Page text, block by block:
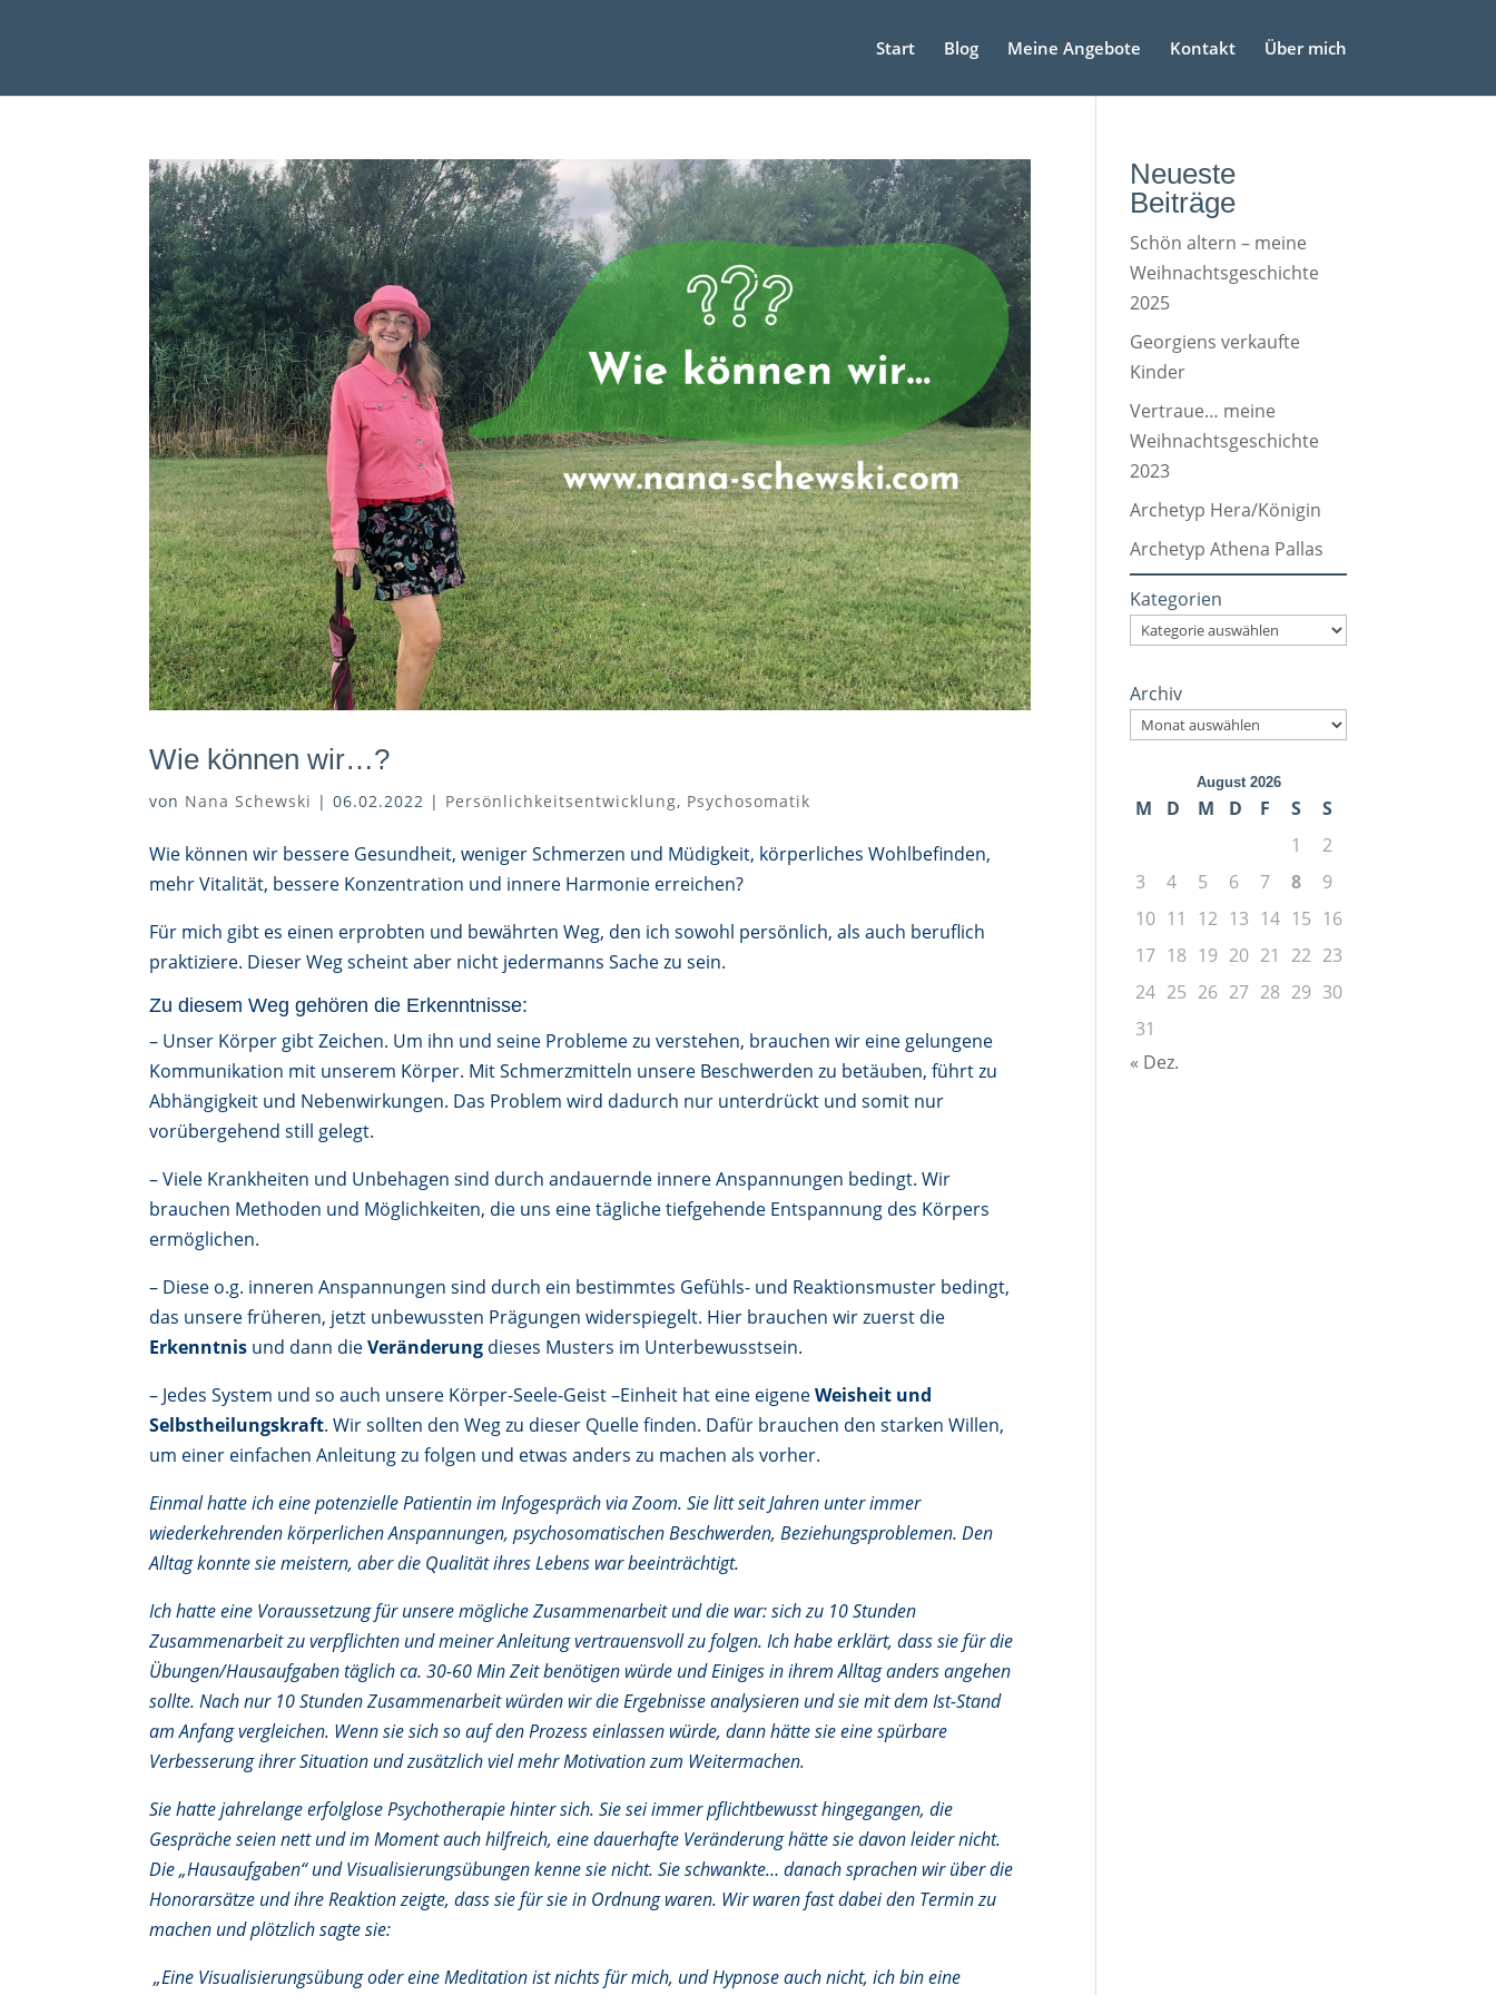
Start Blog Meine Angebote Kontakt Über mich
Wie können wir…?
von Nana Schewski |06.02.2022 | Persönlichkeitsentwicklung, Psychosomatik
Wie können wir bessere Gesundheit, weniger Schmerzen und Müdigkeit, körperliches Wohlbefinden,
mehr Vitalität, bessere Konzentration und innere Harmonie erreichen?
Für mich gibt es einen erprobten und bewährten Weg, den ich sowohl persönlich, als auch beruflich
praktiziere. Dieser Weg scheint aber nicht jedermanns Sache zu sein.
Zu diesem Weg gehören die Erkenntnisse:
– Unser Körper gibt Zeichen. Um ihn und seine Probleme zu verstehen, brauchen wir eine gelungene
Kommunikation mit unserem Körper. Mit Schmerzmitteln unsere Beschwerden zu betäuben, führt zu
Abhängigkeit und Nebenwirkungen. Das Problem wird dadurch nur unterdrückt und somit nur
vorübergehend still gelegt.
– Viele Krankheiten und Unbehagen sind durch andauernde innere Anspannungen bedingt. Wir
brauchen Methoden und Möglichkeiten, die uns eine tägliche tiefgehende Entspannung des Körpers
ermöglichen.
– Diese o.g. inneren Anspannungen sind durch ein bestimmtes Gefühls- und Reaktionsmuster bedingt,
das unsere früheren, jetzt unbewussten Prägungen widerspiegelt. Hier brauchen wir zuerst die
Erkenntnis und dann dieVeränderung dieses Musters im Unterbewusstsein.
– Jedes System und so auch unsere Körper-Seele-Geist –Einheit hat eine eigeneWeisheit und
Selbstheilungskraft. Wir sollten den Weg zu dieser Quelle finden. Dafür brauchen den starken Willen,
um einer einfachen Anleitung zu folgen und etwas anders zu machen als vorher.
Einmal hatte ich eine potenzielle Patientin im Infogespräch via Zoom. Sie litt seit Jahren unter immer
wiederkehrenden körperlichen Anspannungen, psychosomatischen Beschwerden, Beziehungsproblemen. Den
Alltag konnte sie meistern, aber die Qualität ihres Lebens war beeinträchtigt.
Ich hatte eine Voraussetzung für unsere mögliche Zusammenarbeit und die war: sich zu 10 Stunden
Zusammenarbeit zu verpflichten und meiner Anleitung vertrauensvoll zu folgen. Ich habe erklärt, dass sie für die
Übungen/Hausaufgaben täglich ca. 30-60 Min Zeit benötigen würde und Einiges in ihrem Alltag anders angehen
sollte. Nach nur 10 Stunden Zusammenarbeit würden wir die Ergebnisse analysieren und sie mit dem Ist-Stand
am Anfang vergleichen. Wenn sie sich so auf den Prozess einlassen würde, dann hätte sie eine spürbare
Verbesserung ihrer Situation und zusätzlich viel mehr Motivation zum Weitermachen.
Sie hatte jahrelange erfolglose Psychotherapie hinter sich. Sie sei immer pflichtbewusst hingegangen, die
Gespräche seien nett und im Moment auch hilfreich, eine dauerhafte Veränderung hätte sie davon leider nicht.
Die „Hausaufgaben“ und Visualisierungsübungen kenne sie nicht. Sie schwankte… danach sprachen wir über die
Honorarsätze und ihre Reaktion zeigte, dass sie für sie in Ordnung waren. Wir waren fast dabei den Termin zu
machen und plötzlich sagte sie:
„Eine Visualisierungsübung oder eine Meditation ist nichts für mich, und Hypnose auch nicht, ich bin eine
Neueste
Beiträge
Schön altern – meine
Weihnachtsgeschichte
2025
Georgiens verkaufte
Kinder
Vertraue… meine
Weihnachtsgeschichte
2023
Archetyp Hera/Königin
Archetyp Athena Pallas
Kategorien
Archiv
August 2026
M D M D F S
S
1
2
3
4 5 6 7 8
9
10 11 12 13 14 15 16
17 18 19 20 21 22 23
24 25 26 27 28 29 30
31
« Dez.